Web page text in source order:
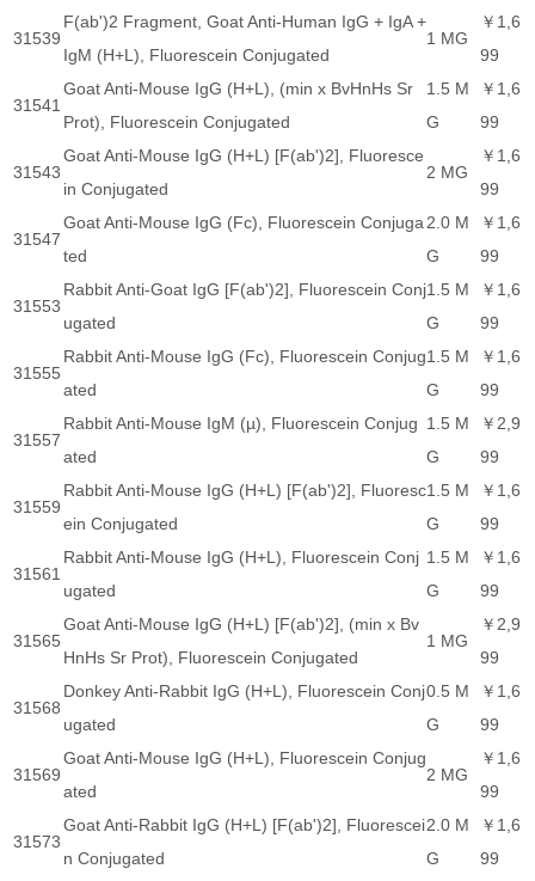
31539
F(ab')2 Fragment, Goat Anti-Human IgG + IgA +
IgM (H+L), Fluorescein Conjugated
1 MG
￥1,6
99
31541
Goat Anti-Mouse IgG (H+L), (min x BvHnHs Sr
Prot), Fluorescein Conjugated
1.5 M
G
￥1,6
99
31543
Goat Anti-Mouse IgG (H+L) [F(ab')2], Fluoresce
in Conjugated
2 MG
￥1,6
99
31547
Goat Anti-Mouse IgG (Fc), Fluorescein Conjuga
ted
2.0 M
G
￥1,6
99
31553
Rabbit Anti-Goat IgG [F(ab')2], Fluorescein Conj
ugated
1.5 M
G
￥1,6
99
31555
Rabbit Anti-Mouse IgG (Fc), Fluorescein Conjug
ated
1.5 M
G
￥1,6
99
31557
Rabbit Anti-Mouse IgM (µ), Fluorescein Conjug
ated
1.5 M
G
￥2,9
99
31559
Rabbit Anti-Mouse IgG (H+L) [F(ab')2], Fluoresc
ein Conjugated
1.5 M
G
￥1,6
99
31561
Rabbit Anti-Mouse IgG (H+L), Fluorescein Conj
ugated
1.5 M
G
￥1,6
99
31565
Goat Anti-Mouse IgG (H+L) [F(ab')2], (min x Bv
HnHs Sr Prot), Fluorescein Conjugated
1 MG
￥2,9
99
31568
Donkey Anti-Rabbit IgG (H+L), Fluorescein Conj
ugated
0.5 M
G
￥1,6
99
31569
Goat Anti-Mouse IgG (H+L), Fluorescein Conjug
ated
2 MG
￥1,6
99
31573
Goat Anti-Rabbit IgG (H+L) [F(ab')2], Fluorescei
n Conjugated
2.0 M
G
￥1,6
99